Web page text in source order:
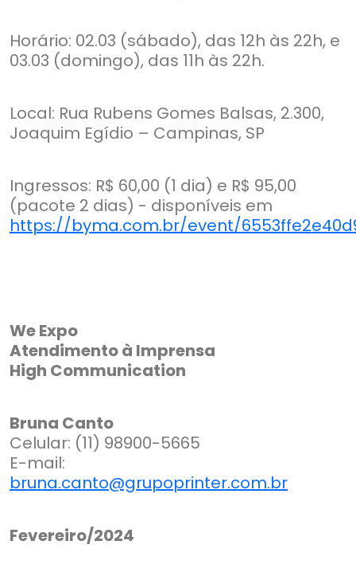
Horário: 02.03 (sábado), das 12h às 22h, e
03.03 (domingo), das 11h às 22h.
Local: Rua Rubens Gomes Balsas, 2.300,
Joaquim Egídio – Campinas, SP
Ingressos: R$ 60,00 (1 dia) e R$ 95,00
(pacote 2 dias) - disponíveis em
https://byma.com.br/event/
We Expo
Atendimento à Imprensa
High Communication
Bruna Canto
Celular: (11) 98900-5665
E-mail:
bruna.canto@grupoprinter.com.br
Fevereiro/2024